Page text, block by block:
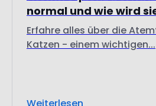
Katzen - einem wichtigen...